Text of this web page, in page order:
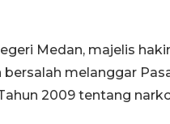
Medan, majelis
melanggar
2009 tentang
2 Juni